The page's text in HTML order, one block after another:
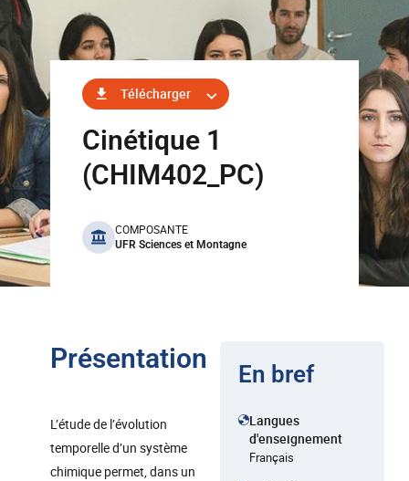
Télécharger
Cinétique 1
(CHIM402_PC)
benefits
COMPOSANTE
UFR Sciences et Montagne
Présentation
L’étude de l’évolution
temporelle d’un système
chimique permet, dans un
En bref
Langues
d'enseignement
Français